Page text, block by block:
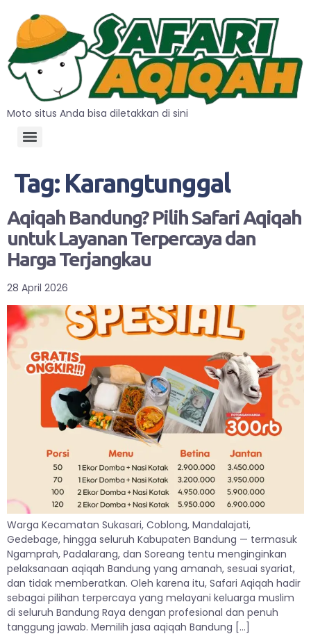
Moto situs Anda bisa diletakkan di sini
Tag: Karangtunggal
Aqiqah Bandung? Pilih Safari Aqiqah
untuk Layanan Terpercaya dan
Harga Terjangkau
28 April 2026
Warga Kecamatan Sukasari, Coblong, Mandalajati,
Gedebage, hingga seluruh Kabupaten Bandung — termasuk
Ngamprah, Padalarang, dan Soreang tentu menginginkan
pelaksanaan aqiqah Bandung yang amanah, sesuai syariat,
dan tidak memberatkan. Oleh karena itu, Safari Aqiqah hadir
sebagai pilihan terpercaya yang melayani keluarga muslim
di seluruh Bandung Raya dengan profesional dan penuh
tanggung jawab. Memilih jasa aqiqah Bandung […]